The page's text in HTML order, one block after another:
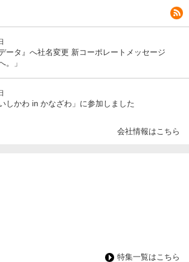
ータ』へ社名変更 新コーポレートメッセージ
。」
しかわ in かなざわ」に参加しました
会社情報はこちら
特集一覧はこちら